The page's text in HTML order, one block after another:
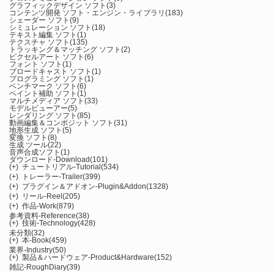
グラフィックデザイン ソフト (3)
コンテンツ開発 ソフト・エンジン・ライブラリ (183)
シェーダー ソフト (9)
シミュレーション ソフト (18)
テキスト編集 ソフト (1)
テクスチャ ソフト (135)
トラッキング＆マッチング ソフト (2)
ピクセルアート ソフト (6)
フォント ソフト (1)
ブロードキャスト ソフト (1)
プログラミング ソフト (1)
ベンチマーク ソフト (6)
ペイント補助 ソフト (1)
マルチメディア ソフト (33)
モデルビューアー(5)
レンダリング ソフト (85)
動画編集＆コンポジット ソフト (31)
地形生成 ソフト (5)
変換 ソフト (8)
生成 ツール(22)
音声合成ソフト (1)
ダウンロード-Download(101)
(+) チュートリアル-Tutorial(534)
(+)
トレーラー-Trailer(399)
(+) プラグイン＆アドオン-Plugin&Addon(1328)
(+) リール-Reel(205)
(+) 作品-Work(879)
参考資料-Reference(38)
(+) 技術-Technology(428)
未分類(32)
(+) 本-Book(459)
業界-Industry(50)
(+) 製品＆ハードウェア-Product&Hardware(152)
雑記-RoughDiary(39)